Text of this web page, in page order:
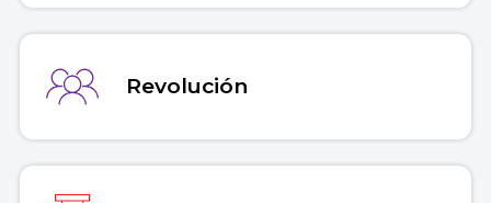
Revolución